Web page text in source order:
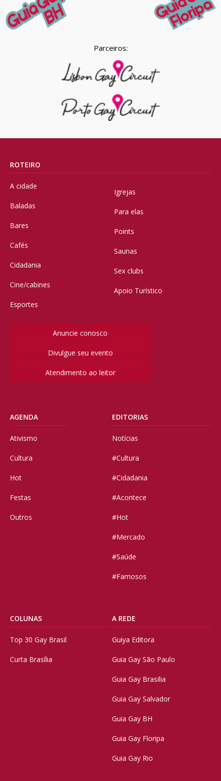
Parceiros:
ROTEIRO
A cidade
Baladas
Bares
Cafés
Cidadania
Cine/cabines
Esportes
Igrejas
Para elas
Points
Saunas
Sex clubs
Apoio Turístico
Anuncie conosco
Divulgue seu evento
Atendimento ao leitor
AGENDA
Ativismo
Cultura
Hot
Festas
Outros
EDITORIAS
Notícias
#Cultura
#Cidadania
#Acontece
#Hot
#Mercado
#Saúde
#Famosos
COLUNAS
Top 30 Gay Brasil
Curta Brasília
A REDE
Guiya Editora
Guia Gay São Paulo
Guia Gay Brasilia
Guia Gay Salvador
Guia Gay BH
Guia Gay Floripa
Guia Gay Rio